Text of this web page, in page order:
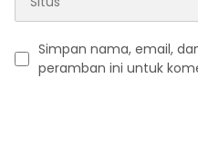
Simpan nama, email,
peramban ini untuk